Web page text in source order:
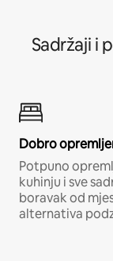
Sadržaji i
Dobro
Potpuno
kuhinju i sve
boravak od
alternativa